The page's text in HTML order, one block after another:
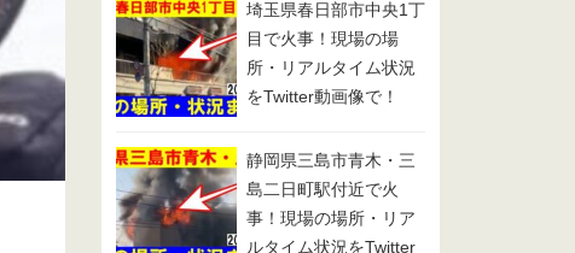
埼玉県春日部市中央1丁
目で火事！現場の場
所・リアルタイム状況
をTwitter動画像で！
静岡県三島市青木・三
島二日町駅付近で火
事！現場の場所・リア
ルタイム状況をTwitter